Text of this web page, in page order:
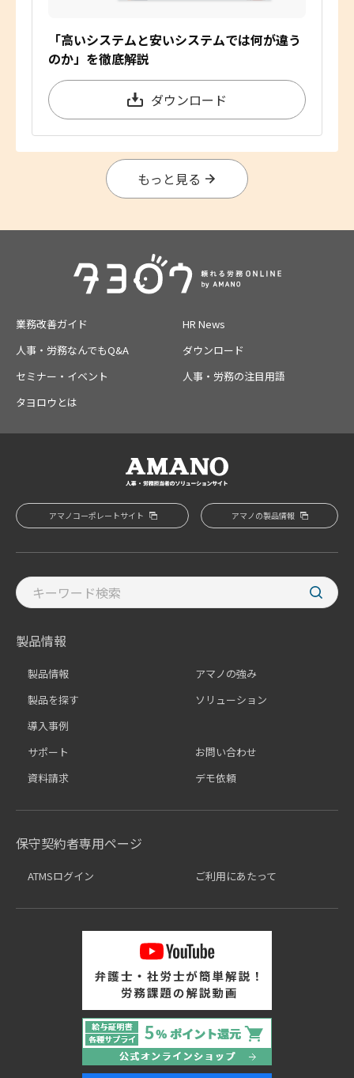
「高いシステムと安いシステムでは何が違う
のか」を徹底解説
ダウンロード
もっと見る
業務改善ガイド
HR News
人事・労務なんでもQ&A
ダウンロード
セミナー・イベント
人事・労務の注目用語
タヨロウとは
アマノコーポレートサイト アマノの製品情報
製品情報
製品情報
アマノの強み
製品を探す
ソリューション
導入事例
サポート
お問い合わせ
資料請求
デモ依頼
保守契約者専用ページ
ATMSログイン ご利用にあたって